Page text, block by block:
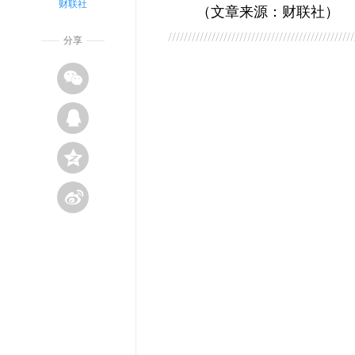
财联社
分享
（文章来源：财联社）